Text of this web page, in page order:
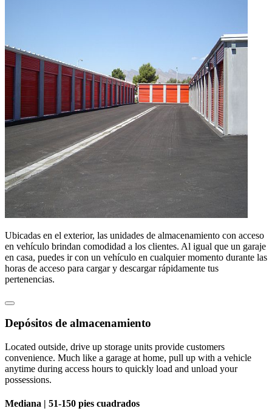
Ubicadas en el exterior, las unidades de almacenamiento con acceso
en vehículo brindan comodidad a los clientes. Al igual que un garaje
en casa, puedes ir con un vehículo en cualquier momento durante las
horas de acceso para cargar y descargar rápidamente tus
pertenencias.
Depósitos de almacenamiento
Located outside, drive up storage units provide customers
convenience. Much like a garage at home, pull up with a vehicle
anytime during access hours to quickly load and unload your
possessions.
Mediana | 51-150 pies cuadrados